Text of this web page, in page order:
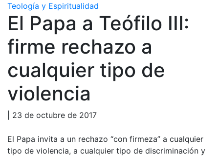
Teología y Espiritualidad
El Papa a Teófilo III:
firme rechazo a
cualquier tipo de
violencia
| 23 de octubre de 2017
El Papa invita a un rechazo “con firmeza” a cualquier
tipo de violencia, a cualquier tipo de discriminación y